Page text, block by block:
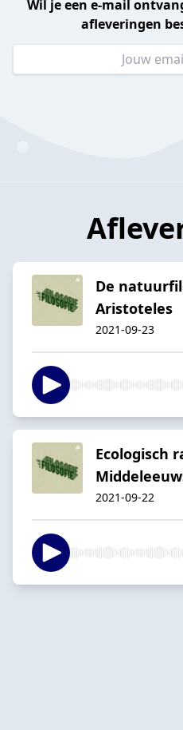
Wil je een e-mail
afleveringen
De
Aristoteles
2021-09-23
Ecologisch
2021-09-22